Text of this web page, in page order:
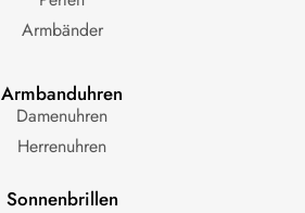
Armbänder
Armbanduhren
Damenuhren
Herrenuhren
Sonnenbrillen